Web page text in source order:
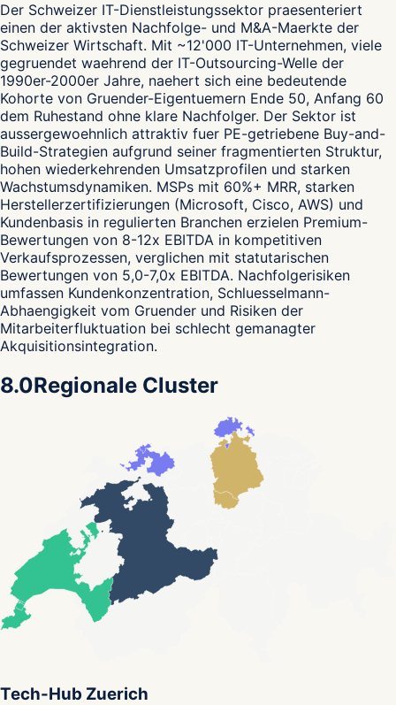
Der Schweizer IT-Dienstleistungssektor praesenteriert
einen der aktivsten Nachfolge- und M&A-Maerkte der
Schweizer Wirtschaft. Mit ~12'000 IT-Unternehmen, viele
gegruendet waehrend der IT-Outsourcing-Welle der
1990er-2000er Jahre, naehert sich eine bedeutende
Kohorte von Gruender-Eigentuemern Ende 50, Anfang 60
dem Ruhestand ohne klare Nachfolger. Der Sektor ist
aussergewoehnlich attraktiv fuer PE-getriebene Buy-and-
Build-Strategien aufgrund seiner fragmentierten Struktur,
hohen wiederkehrenden Umsatzprofilen und starken
Wachstumsdynamiken. MSPs mit 60%+ MRR, starken
Herstellerzertifizierungen (Microsoft, Cisco, AWS) und
Kundenbasis in regulierten Branchen erzielen Premium-
Bewertungen von 8-12x EBITDA in kompetitiven
Verkaufsprozessen, verglichen mit statutarischen
Bewertungen von 5,0-7,0x EBITDA. Nachfolgerisiken
umfassen Kundenkonzentration, Schluesselmann-
Abhaengigkeit vom Gruender und Risiken der
Mitarbeiterfluktuation bei schlecht gemanagter
Akquisitionsintegration.
8.0Regionale Cluster
Tech-Hub Zuerich